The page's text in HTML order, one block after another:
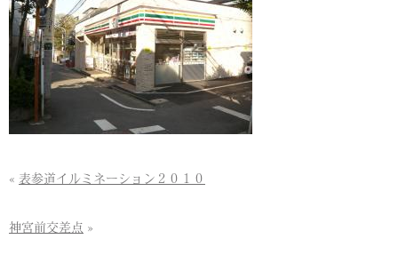
« 表参道イルミネーション２０１０
神宮前交差点 »